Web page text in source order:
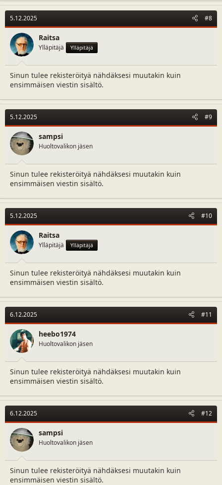
c
t
i
o
n
s
:
5.12.2025 #8
Raitsa
Ylläpitäjä Ylläpitäjä
Sinun tulee rekisteröityä nähdäksesi muutakin kuin
ensimmäisen viestin sisältö.
5.12.2025 #9
sampsi
Huoltovalikon jäsen
Sinun tulee rekisteröityä nähdäksesi muutakin kuin
ensimmäisen viestin sisältö.
5.12.2025 #10
Raitsa
Ylläpitäjä Ylläpitäjä
Sinun tulee rekisteröityä nähdäksesi muutakin kuin
ensimmäisen viestin sisältö.
6.12.2025 #11
heebo1974
Huoltovalikon jäsen
Sinun tulee rekisteröityä nähdäksesi muutakin kuin
ensimmäisen viestin sisältö.
6.12.2025 #12
sampsi
Huoltovalikon jäsen
Sinun tulee rekisteröityä nähdäksesi muutakin kuin
ensimmäisen viestin sisältö.